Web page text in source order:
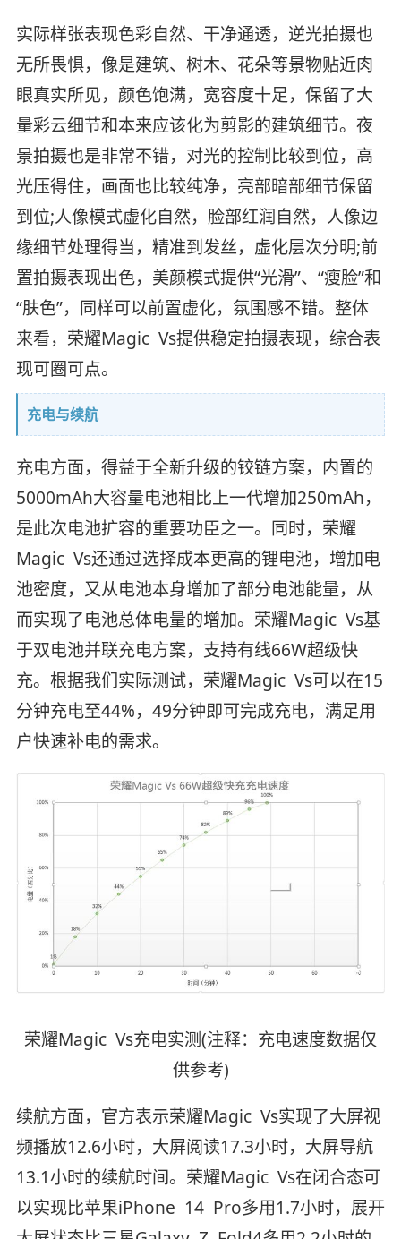
实际样张表现色彩自然、干净通透，逆光拍摄也
无所畏惧，像是建筑、树木、花朵等景物贴近肉
眼真实所见，颜色饱满，宽容度十足，保留了大
量彩云细节和本来应该化为剪影的建筑细节。夜
景拍摄也是非常不错，对光的控制比较到位，高
光压得住，画面也比较纯净，亮部暗部细节保留
到位;人像模式虚化自然，脸部红润自然，人像边
缘细节处理得当，精准到发丝，虚化层次分明;前
置拍摄表现出色，美颜模式提供“光滑”、“瘦脸”和
“肤色”，同样可以前置虚化，氛围感不错。整体
来看，荣耀Magic Vs提供稳定拍摄表现，综合表
现可圈可点。
充电与续航
充电方面，得益于全新升级的铰链方案，内置的
5000mAh大容量电池相比上一代增加250mAh，
是此次电池扩容的重要功臣之一。同时，荣耀
Magic Vs还通过选择成本更高的锂电池，增加电
池密度，又从电池本身增加了部分电池能量，从
而实现了电池总体电量的增加。荣耀Magic Vs基
于双电池并联充电方案，支持有线66W超级快
充。根据我们实际测试，荣耀Magic Vs可以在15
分钟充电至44%，49分钟即可完成充电，满足用
户快速补电的需求。
荣耀Magic Vs充电实测(注释：充电速度数据仅
供参考)
续航方面，官方表示荣耀Magic Vs实现了大屏视
频播放12.6小时，大屏阅读17.3小时，大屏导航
13.1小时的续航时间。荣耀Magic Vs在闭合态可
以实现比苹果iPhone 14 Pro多用1.7小时，展开